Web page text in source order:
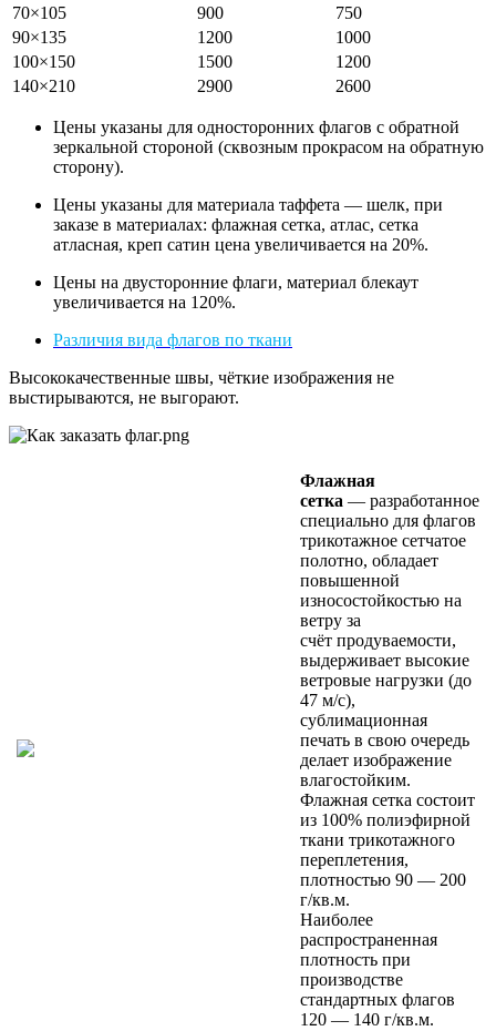
70×105
900
750
90×135
1200
1000
100×150
1500
1200
140×210
2900 2600
Цены указаны для односторонних флагов с обратной
зеркальной стороной (сквозным прокрасом на обратную
сторону).
Цены указаны для материала таффета — шелк, при
заказе в материалах: флажная сетка, атлас, сетка
атласная, креп сатин цена увеличивается на 20%.
Цены на двусторонние флаги, материал блекаут
увеличивается на 120%.
Различия вида флагов по ткани
Высококачественные швы, чёткие изображения не
выстирываются, не выгорают.
Флажная
сетка — разработанное
специально для флагов
трикотажное сетчатое
полотно, обладает
повышенной
износостойкостью на
ветру за
счёт продуваемости,
выдерживает высокие
ветровые нагрузки (до
47 м/с),
сублимационная
печать в свою очередь
делает изображение
влагостойким.
Флажная сетка состоит
из 100% полиэфирной
ткани трикотажного
переплетения,
плотностью 90 — 200
г/кв.м.
Наиболее
распространенная
плотность при
производстве
стандартных флагов
120 — 140 г/кв.м.